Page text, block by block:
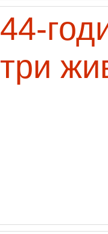
44-
три